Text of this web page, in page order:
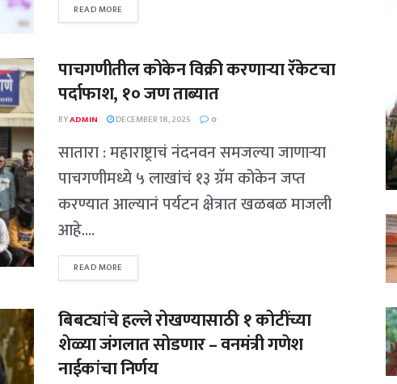
READ MORE
पाचगणीतील कोकेन विक्री करणाऱ्या रॅकेटचा
पर्दाफाश, १० जण ताब्यात
BYADMIN DECEMBER 18, 2025 0
सातारा : महाराष्ट्राचं नंदनवन समजल्या जाणाऱ्या
पाचगणीमध्ये ५ लाखांचं १३ ग्रॅम कोकेन जप्त
करण्यात आल्यानं पर्यटन क्षेत्रात खळबळ माजली
आहे....
READ MORE
बिबट्यांचे हल्ले रोखण्यासाठी १ कोटींच्या
शेळ्या जंगलात सोडणार – वनमंत्री गणेश
नाईकांचा निर्णय